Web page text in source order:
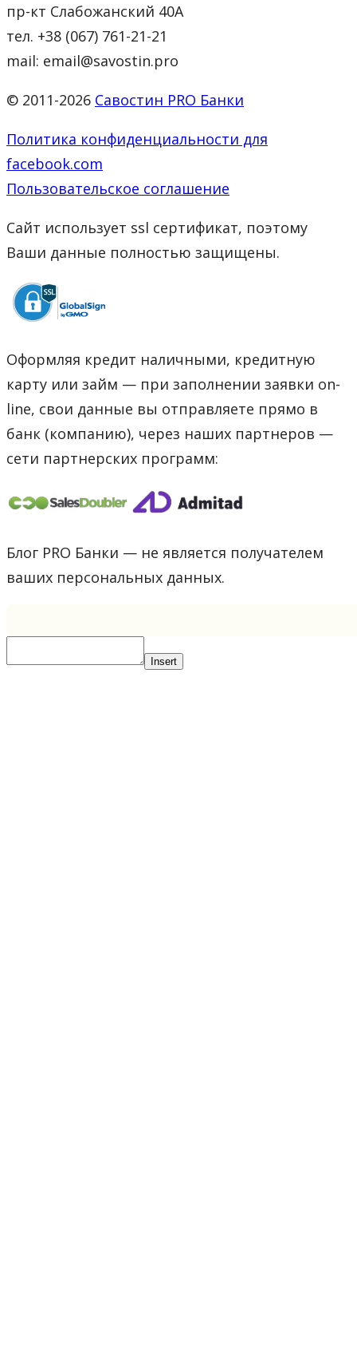
пр-кт Слабожанский 40А
тел. +38 (067) 761-21-21
mail: email@savostin.pro
© 2011-2026 Савостин PRO Банки
Политика конфиденциальности для
facebook.com
Пользовательское соглашение
Сайт использует ssl сертификат, поэтому
Ваши данные полностью защищены.
Оформляя кредит наличными, кредитную
карту или займ — при заполнении заявки on-
line, свои данные вы отправляете прямо в
банк (компанию), через наших партнеров —
сети партнерских программ:
Блог PRO Банки — не является получателем
ваших персональных данных.
Insert